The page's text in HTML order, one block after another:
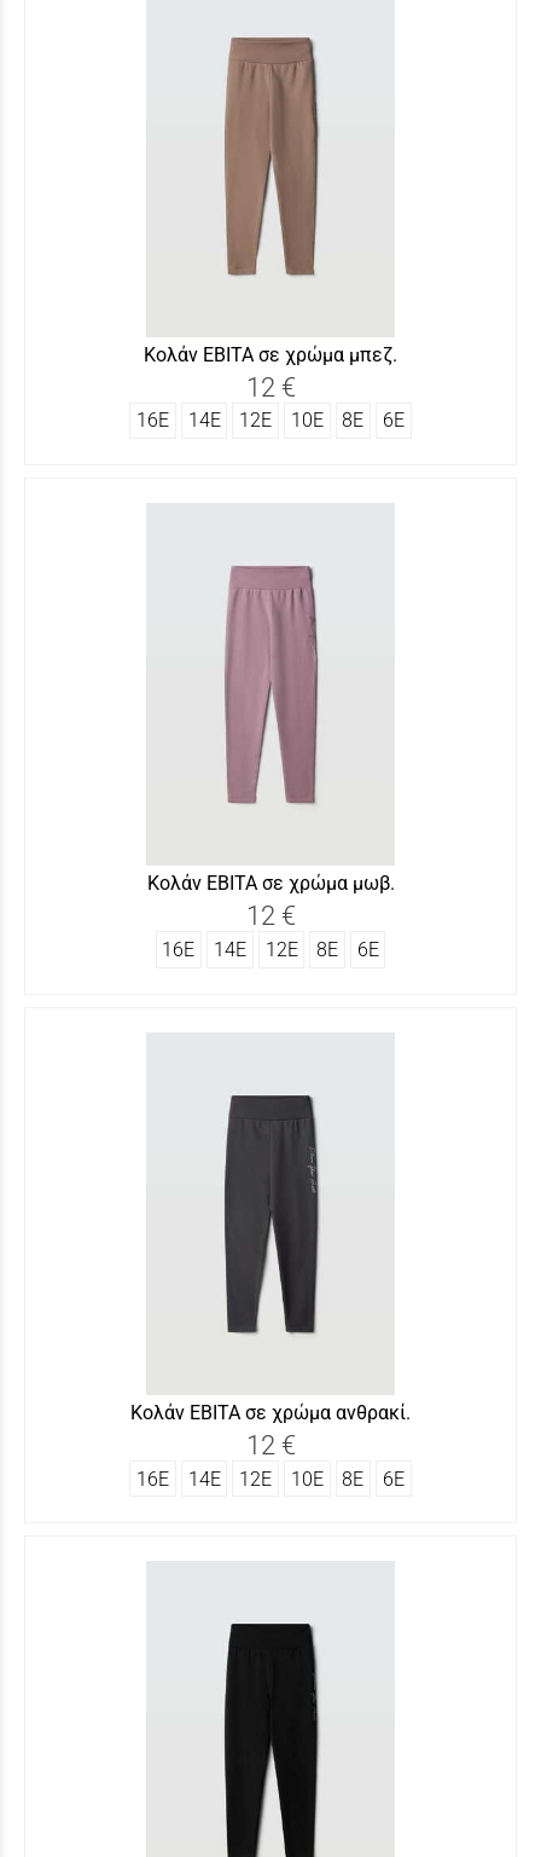
Κολάν ΕΒΙΤΑ σε χρώμα μπεζ.
12 €
16Ε 14Ε 12Ε 10Ε 8Ε 6Ε
Κολάν ΕΒΙΤΑ σε χρώμα μωβ.
12 €
16Ε 14Ε 12Ε 8Ε 6Ε
Κολάν ΕΒΙΤΑ σε χρώμα ανθρακί.
12 €
16Ε 14Ε 12Ε 10Ε 8Ε 6Ε